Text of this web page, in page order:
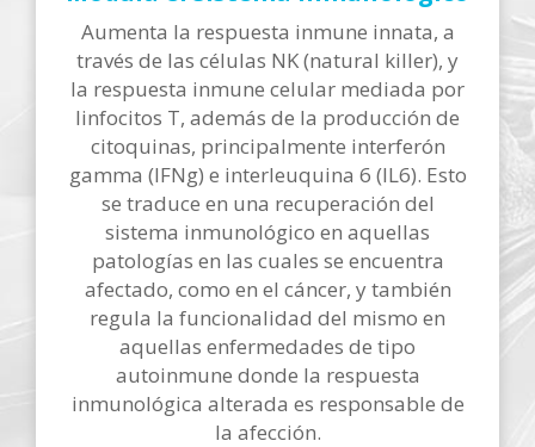
Aumenta la respuesta inmune innata, a
través de las células NK (natural killer), y
la respuesta inmune celular mediada por
linfocitos T, además de la producción de
citoquinas, principalmente interferón
gamma (IFNg) e interleuquina 6 (IL6). Esto
se traduce en una recuperación del
sistema inmunológico en aquellas
patologías en las cuales se encuentra
afectado, como en el cáncer, y también
regula la funcionalidad del mismo en
aquellas enfermedades de tipo
autoinmune donde la respuesta
inmunológica alterada es responsable de
la afección.